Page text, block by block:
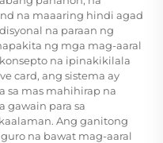
na maaaring hindi agad
na paraan ng
ng mga mag-aaral
na ipinakikilala
card, ang sistema ay
sa mas mahihirap na
gawain para sa
Ang ganitong
na bawat mag-aaral